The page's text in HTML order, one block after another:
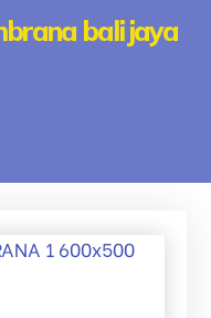
bali jaya